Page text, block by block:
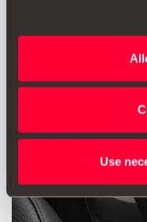
Use